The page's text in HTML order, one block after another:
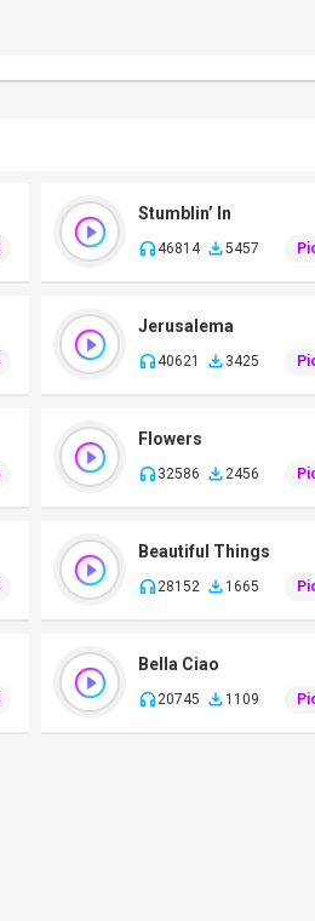
Stumblin’ In
46814 5457
Jerusalema
40621 3425
Flowers
32586 2456
Beautiful Things
28152 1665
Bella Ciao
20745 1109